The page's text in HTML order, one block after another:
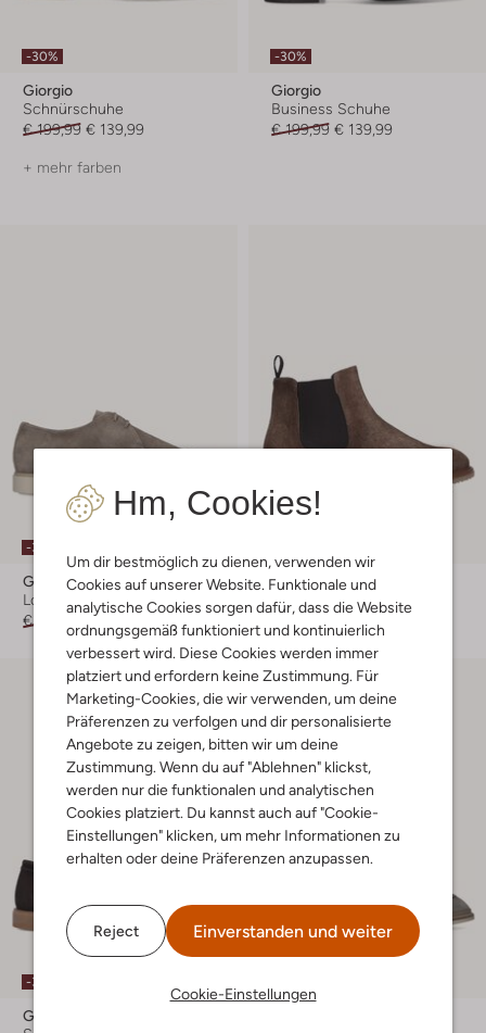
Hm, Cookies!
Um dir bestmöglich zu dienen, verwenden wir
Cookies auf unserer Website. Funktionale und
analytische Cookies sorgen dafür, dass die Website
ordnungsgemäß funktioniert und kontinuierlich
verbessert wird. Diese Cookies werden immer
platziert und erfordern keine Zustimmung. Für
Marketing-Cookies, die wir verwenden, um deine
Präferenzen zu verfolgen und dir personalisierte
Angebote zu zeigen, bitten wir um deine
Zustimmung. Wenn du auf "Ablehnen" klickst,
werden nur die funktionalen und analytischen
Cookies platziert. Du kannst auch auf "Cookie-
Einstellungen" klicken, um mehr Informationen zu
erhalten oder deine Präferenzen anzupassen.
Reject Einverstanden und weiter
Cookie-Einstellungen
-30%
Giorgio
Schnürschuhe
€ 199,99 € 139,99
+ mehr farben
-30%
Giorgio
Business Schuhe
€ 199,99 € 139,99
-30%
Giorgio
Loafer
€ 199,99
€ 139,99
Giorgio
Chelsea Boots
€ 239,99
€ 167,99
-30%
Giorgio